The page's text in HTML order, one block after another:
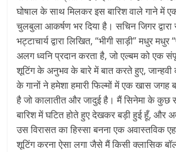
घोषाल के साथ मिलकर इस बारिश वाले गाने में
चुलबुला आकर्षण भर दिया है। सचिन जिगर
भट्टाचार्य द्वारा लिखित, “भीगी साड़ी” मधुर
अलग ध्वनि प्रदान करता है, जो एल्बम को एक
शूटिंग के अनुभव के बारे में बात करते हुए, जान्हवी
के गानों ने हमेशा हमारी फिल्मों में एक खास जगह
है जो कालातीत और जादुई है। मैं सिनेमा के कुछ
बारिश में घटित होते हुए देखकर बड़ी हुई हूँ, और
उस विरासत का हिस्सा बनना एक अवास्तविक
शूटिंग करना ऐसा लगा जैसे मैं किसी क्लासिक